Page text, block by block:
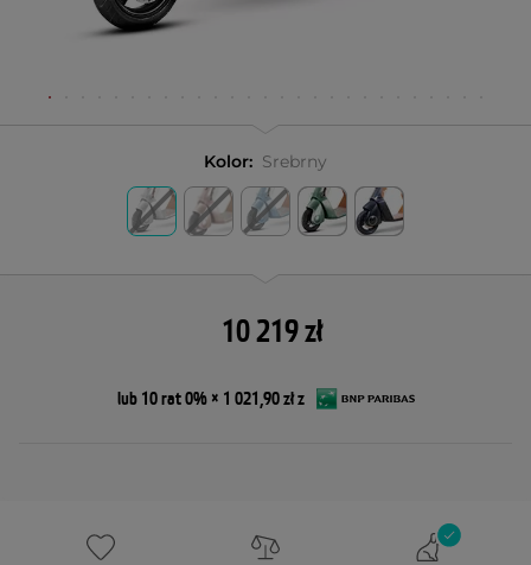
Kolor: Srebrny
10 219 zł
lub 10 rat 0% × 1 021,90 zł z